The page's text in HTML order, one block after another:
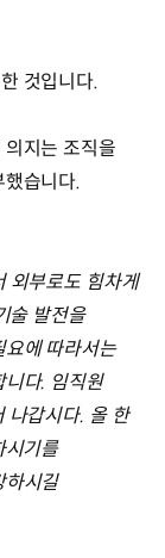
것입니다.
지는 조직을
습니다.
외부로도 힘차게
술 발전을
에 따라서는
다. 임직원
나갑시다. 올 한
시기를
하시길